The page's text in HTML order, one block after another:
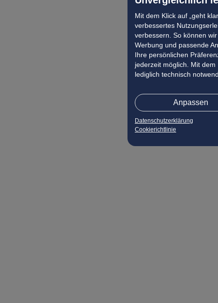
Mit dem Klick auf „geht
verbessertes
verbessern. So können
Werbung und passende
Ihre persönlichen
jederzeit möglich. Mit dem
lediglich technisch
Anpassen
Datenschutzerklärung
Cookierichtlinie